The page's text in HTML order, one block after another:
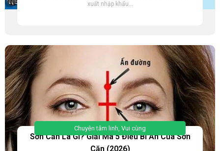
xuất nhập khẩu...
Chuyện tâm linh, Vui cùng
Sơn Căn Là Gì? Giải Mã 5 Điều Bí Ẩn Của Sơn
Căn (2026)